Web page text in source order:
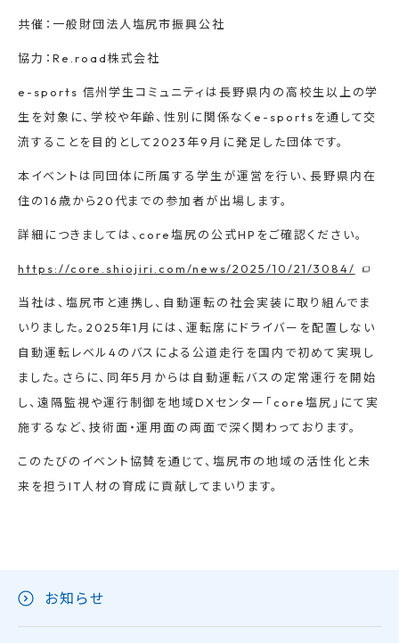
共催：一般財団法人塩尻市振興公社
協力：Re.road株式会社
e-sports 信州学生コミュニティは長野県内の高校生以上の学
生を対象に、学校や年齢、性別に関係なくe-sportsを通して交
流することを目的として2023年9月に発足した団体です。
本イベントは同団体に所属する学生が運営を行い、長野県内在
住の16歳から20代までの参加者が出場します。
詳細につきましては、core塩尻の公式HPをご確認ください。
https://core.shiojiri.com/news/2025/10/21/3084/
当社は、塩尻市と連携し、自動運転の社会実装に取り組んでま
いりました。2025年1月には、運転席にドライバーを配置しない
自動運転レベル4のバスによる公道走行を国内で初めて実現し
ました。さらに、同年5月からは自動運転バスの定常運行を開始
し、遠隔監視や運行制御を地域DXセンター「core塩尻」にて実
施するなど、技術面・運用面の両面で深く関わっております。
このたびのイベント協賛を通じて、塩尻市の地域の活性化と未
来を担うIT人材の育成に貢献してまいります。
お知らせ